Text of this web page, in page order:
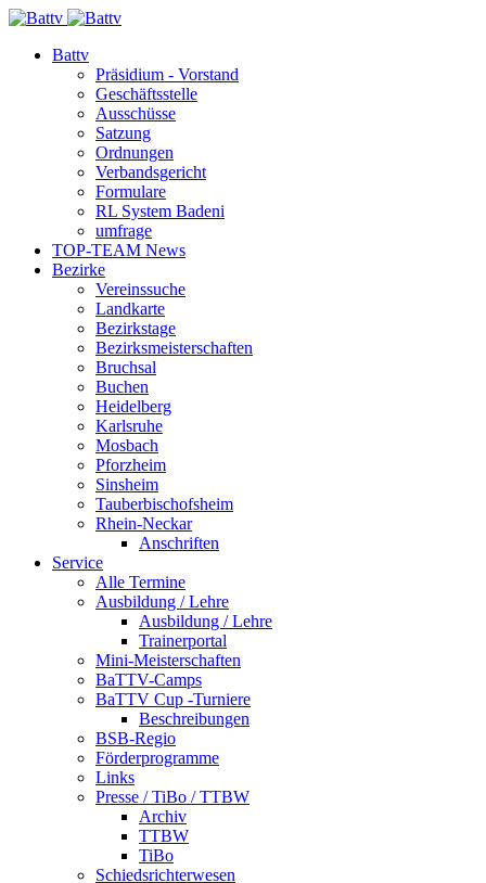
Battv
Präsidium - Vorstand
Geschäftsstelle
Ausschüsse
Satzung
Ordnungen
Verbandsgericht
Formulare
RL System Badeni
umfrage
TOP-TEAM News
Bezirke
Vereinssuche
Landkarte
Bezirkstage
Bezirksmeisterschaften
Bruchsal
Buchen
Heidelberg
Karlsruhe
Mosbach
Pforzheim
Sinsheim
Tauberbischofsheim
Rhein-Neckar
Anschriften
Service
Alle Termine
Ausbildung / Lehre
Ausbildung / Lehre
Trainerportal
Mini-Meisterschaften
BaTTV-Camps
BaTTV Cup -Turniere
Beschreibungen
BSB-Regio
Förderprogramme
Links
Presse / TiBo / TTBW
Archiv
TTBW
TiBo
Schiedsrichterwesen